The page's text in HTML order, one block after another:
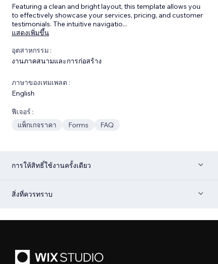
Featuring a clean and bright layout, this template allows you
to effectively showcase your services, pricing, and customer
testimonials. The intuitive navigatio...
แสดงเพิ่มขึ้น
อุตสาหกรรม :
งานภาคสนามและการก่อสร้าง
ภาษาของเทมเพลต :
English
ฟีเจอร์ :
แพ็กเกจราคา
Forms FAQ
การให้สิทธิ์ใช้งานครั้งเดียว
สิ่งที่ควรทราบ